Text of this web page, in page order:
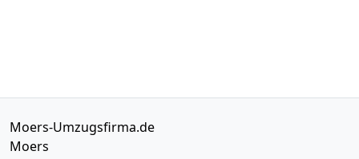
Moers-Umzugsfirma.de
Moers